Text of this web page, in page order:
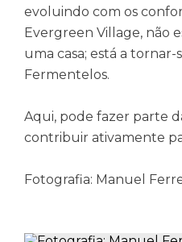
evoluindo com os
Evergreen Village, não
uma casa; está a
Fermentelos.
Aqui, pode fazer parte
contribuir ativamente
Fotografia: Manuel